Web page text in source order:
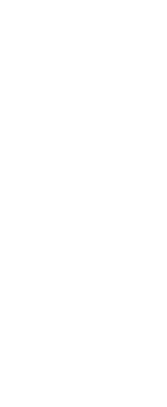
vos
conditions.
vous
pensés